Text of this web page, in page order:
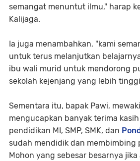
semangat menuntut ilmu," harap
Kalijaga.
Ia juga menambahkan, "kami
untuk terus melanjutkan
ibu wali murid untuk mendorong
sekolah kejenjang yang lebih
Sementara itu, bapak Pawi,
mengucapkan banyak terima
pendidikan MI, SMP, SMK, dan
sudah mendidik dan membimbing
Mohon yang sebesar besarnya